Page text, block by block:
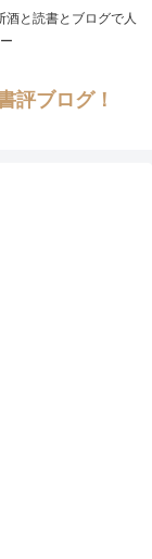
と読書とブログで人
評ブログ！